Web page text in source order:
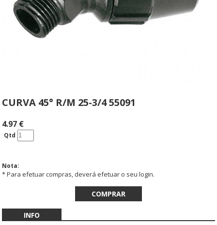
CURVA 45° R/M 25-3/4 55091
4.97 €
Qtd
Nota:
* Para efetuar compras, deverá efetuar o seu login.
INFO